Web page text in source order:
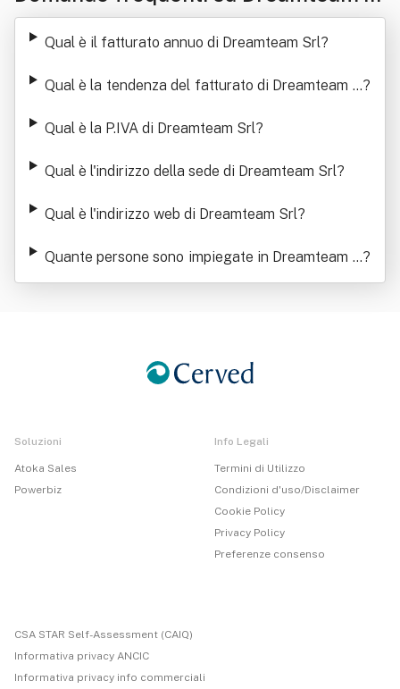
rl
Qual è il fatturato annuo di Dreamteam Srl?
Qual è la tendenza del fatturato di Dreamteam S?
Qual è la P.IVA di Dreamteam Srl?
Qual è l'indirizzo della sede di Dreamteam Srl?
Qual è l'indirizzo web di Dreamteam Srl?
Quante persone sono impiegate in Dreamteam S
rl
?
Soluzioni
Atoka Sales
Powerbiz
Info Legali
Termini di Utilizzo
Condizioni d'uso/Disclaimer
Cookie Policy
Privacy Policy
Preferenze consenso
CSA STAR Self-Assessment (CAIQ)
Informativa privacy ANCIC
Informativa privacy info commerciali